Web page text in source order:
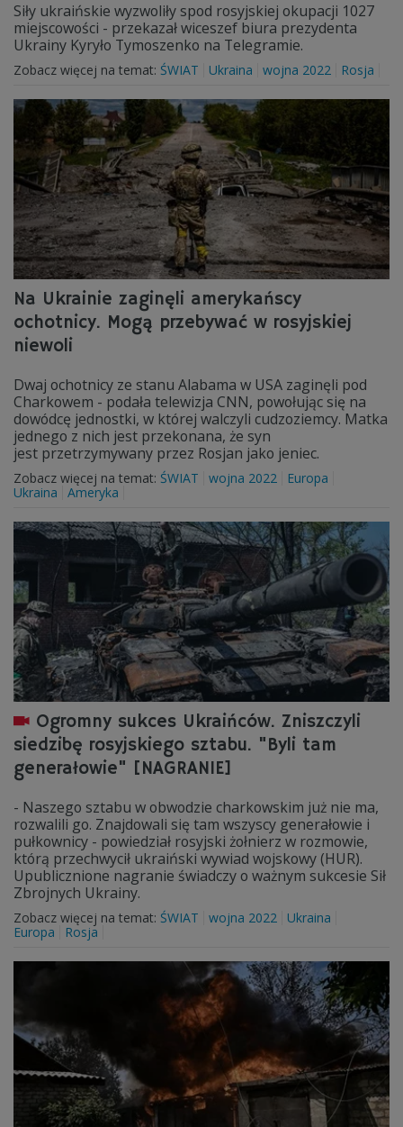
Siły ukraińskie wyzwoliły spod rosyjskiej okupacji 1027
miejscowości - przekazał wiceszef biura prezydenta
Ukrainy Kyryło Tymoszenko na Telegramie.
Zobacz więcej na temat: ŚWIAT Ukraina wojna 2022 Rosja
Na Ukrainie zaginęli amerykańscy
ochotnicy. Mogą przebywać w rosyjskiej
niewoli
Dwaj ochotnicy ze stanu Alabama w USA zaginęli pod
Charkowem - podała telewizja CNN, powołując się na
dowódcę jednostki, w której walczyli cudzoziemcy. Matka
jednego z nich jest przekonana, że syn
jest przetrzymywany przez Rosjan jako jeniec.
Zobacz więcej na temat: ŚWIAT wojna 2022
Europa
Ukraina
Ameryka
Ogromny sukces Ukraińców. Zniszczyli
siedzibę rosyjskiego sztabu. "Byli tam
generałowie" [NAGRANIE]
- Naszego sztabu w obwodzie charkowskim już nie ma,
rozwalili go. Znajdowali się tam wszyscy generałowie i
pułkownicy - powiedział rosyjski żołnierz w rozmowie,
którą przechwycił ukraiński wywiad wojskowy (HUR).
Upublicznione nagranie świadczy o ważnym sukcesie Sił
Zbrojnych Ukrainy.
Zobacz więcej na temat: ŚWIAT wojna 2022
Ukraina
Europa
Rosja